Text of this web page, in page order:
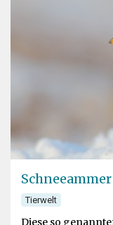
Schneeammer
Tierwelt
Diese so